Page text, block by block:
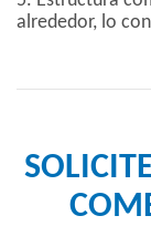
alrededor, lo